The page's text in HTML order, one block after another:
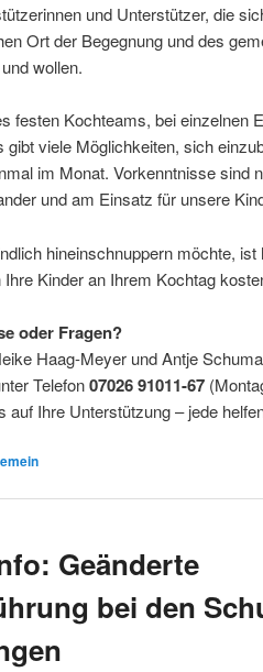
und Unterstützer, die
Ort der Begegnung und des
wollen.
festen Kochteams, bei einzelnen
gibt viele Möglichkeiten, sich
im Monat. Vorkenntnisse sind
und am Einsatz für unsere
hineinschnuppern möchte,
Kinder an Ihrem Kochtag
oder Fragen?
Haag-Meyer und Antje
Telefon07026 91011-67
auf Ihre Unterstützung – jede
Geänderte
bei den